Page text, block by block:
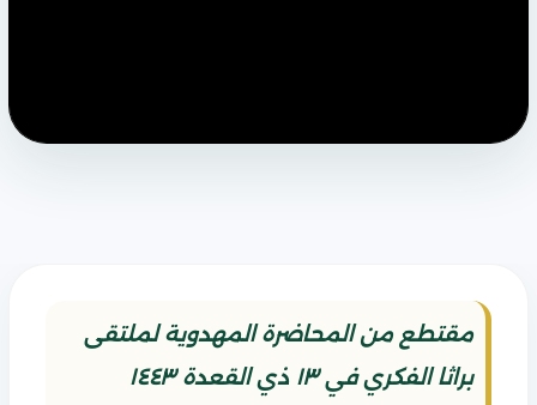
مقتطع من المحاضرة المهدوية لملتقى
براثا الفكري في ١٣ ذي القعدة ١٤٤٣